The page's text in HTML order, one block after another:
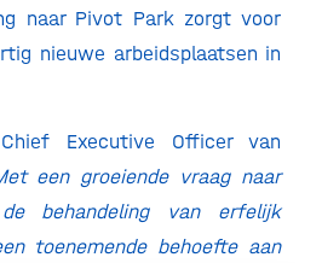
naar Pivot Park zorgt voor
nieuwe arbeidsplaatsen in
Executive Officer van
een groeiende vraag naar
de behandeling van erfelijk
toenemende behoefte aan